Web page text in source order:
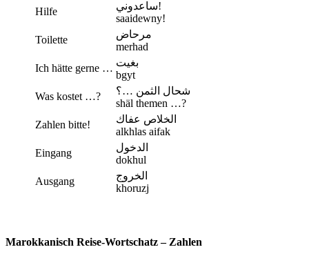
Hilfe
ساعدوني!
saaidewny!
Toilette
مرحاض
merhad
Ich hätte gerne … بغيت
bgyt
Was kostet …?
شحال الثمن …؟
shäl themen …?
Zahlen bitte!
الخلاص عفاك
alkhlas aifak
Eingang
الدخول
dokhul
Ausgang
الخروج
khoruzj
Marokkanisch Reise-Wortschatz – Zahlen